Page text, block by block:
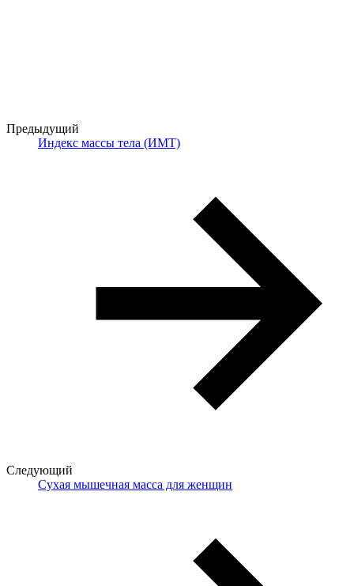
Предыдущий
Индекс массы тела (ИМТ)
Следующий
Cухая мышечная масса для женщин